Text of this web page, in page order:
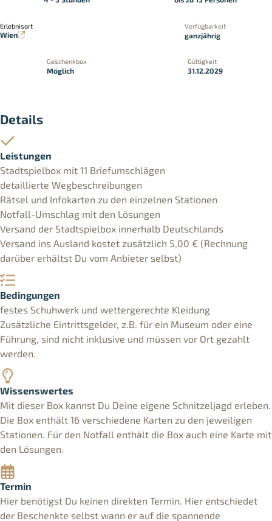
Erlebnisort
Wien
Verfügbarkeit
ganzjährig
Geschenkbox
Möglich
Gültigkeit
31.12.2029
Details
Leistungen
Stadtspielbox mit 11 Briefumschlägen
detaillierte Wegbeschreibungen
Rätsel und Infokarten zu den einzelnen Stationen
Notfall-Umschlag mit den Lösungen
Versand der Stadtspielbox innerhalb Deutschlands
Versand ins Ausland kostet zusätzlich 5,00 € (Rechnung
darüber erhältst Du vom Anbieter selbst)
Bedingungen
festes Schuhwerk und wettergerechte Kleidung
Zusätzliche Eintrittsgelder, z.B. für ein Museum oder eine
Führung, sind nicht inklusive und müssen vor Ort gezahlt
werden.
Wissenswertes
Mit dieser Box kannst Du Deine eigene Schnitzeljagd erleben.
Die Box enthält 16 verschiedene Karten zu den jeweiligen
Stationen. Für den Notfall enthält die Box auch eine Karte mit
den Lösungen.
Termin
Hier benötigst Du keinen direkten Termin. Hier entschiedet
der Beschenkte selbst wann er auf die spannende